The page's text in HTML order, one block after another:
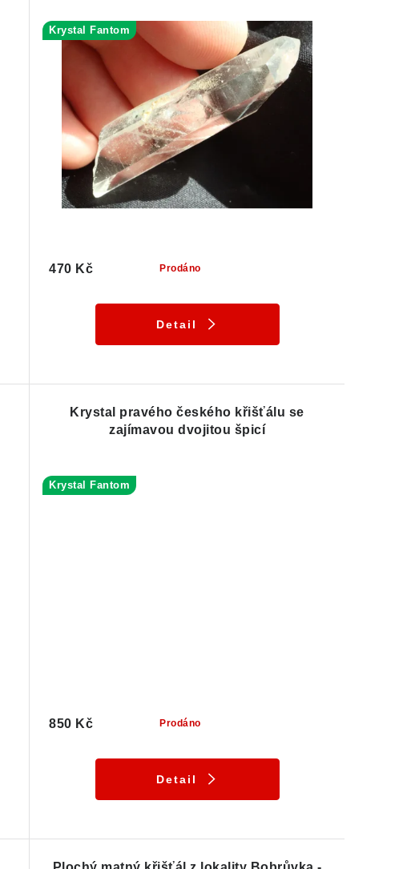
Krystal Fantom
Prodáno
470 Kč
Detail
Krystal pravého českého křišťálu se
zajímavou dvojitou špicí
Krystal Fantom
Prodáno
850 Kč
Detail